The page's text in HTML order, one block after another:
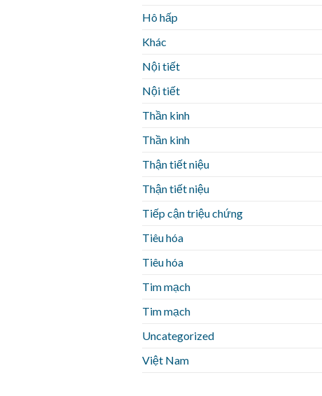
Hô hấp
Khác
Nội tiết
Nội tiết
Thần kinh
Thần kinh
Thận tiết niệu
Thận tiết niệu
Tiếp cận triệu chứng
Tiêu hóa
Tiêu hóa
Tim mạch
Tim mạch
Uncategorized
Việt Nam